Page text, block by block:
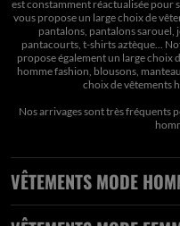
est constamment réactualisée pour
vous propose un large choix de
pantalons, pantalons sarouel,
pantacourts, t-shirts aztèque...
propose également un large choix
homme fashion, blousons,
choix devêtements
Nos arrivages sont très fréquents
VÊTEMENTS MODE